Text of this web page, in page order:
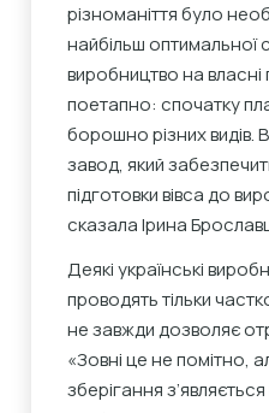
різноманіття було
найбільш оптимальної
виробництво на
поетапно: спочатку
борошно різних видів.
завод, який
підготовки вівса до
сказала Ірина
Деякі українські
проводять тільки
не завжди дозволяє
«Зовні це не помітно,
зберігання